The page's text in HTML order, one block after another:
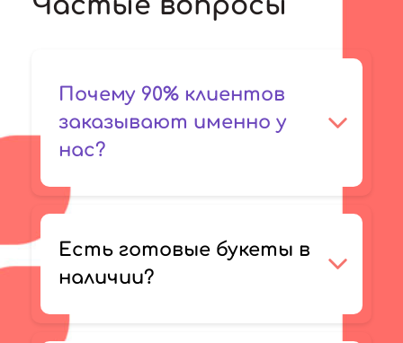
Почему 90% клиентов
заказывают именно у
нас?
Есть готовые букеты в
наличии?